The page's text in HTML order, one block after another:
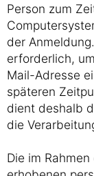
Person zum
der
erforderlich,
Mail-Adresse
späteren
dient deshalb
die
Die im